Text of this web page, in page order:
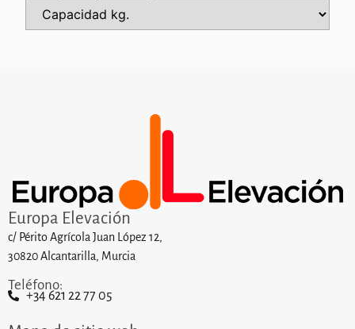
Europa Elevación
c/ Périto Agrícola Juan López 12,
30820 Alcantarilla, Murcia
Teléfono:
+34 621 22 77 05